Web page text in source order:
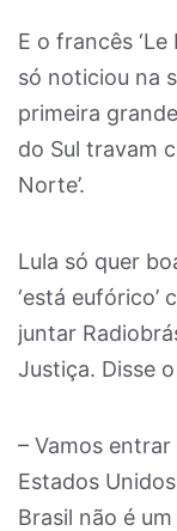
E o francês
só noticiou na
primeira
do Sul travam
Norte’.
Lula só quer
‘está eufórico’
juntar
Justiça. Disse
– Vamos
Estados
Brasil não é